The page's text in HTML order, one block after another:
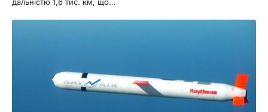
дальністю 1,6 тис. км, що…